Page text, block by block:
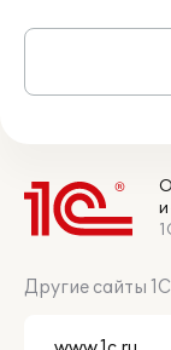
и
Другие сайты 1С